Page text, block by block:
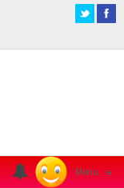
Menu ≡